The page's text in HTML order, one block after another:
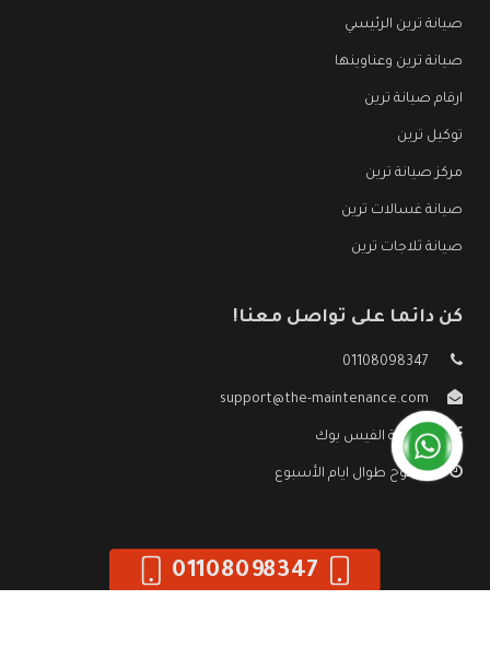
صيانة ترين الرئيسي
صيانة ترين وعناوينها
ارقام صيانة ترين
توكيل ترين
مركز صيانة ترين
صيانة غسالات ترين
صيانة ثلاجات ترين
كن دائما على تواصل معنا!
01108098347
support@the-maintenance.com
صفحة الفيس بوك
مفتوح طوال ايام الأسبوع
01108098347